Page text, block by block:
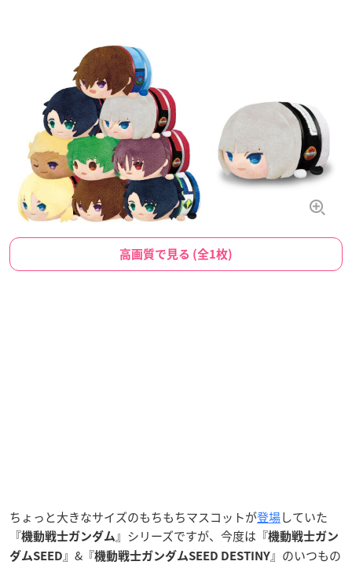
高画質で見る (全1枚)
ちょっと大きなサイズのもちもちマスコットが登場していた
『機動戦士ガンダム』シリーズですが、今度は『機動戦士ガン
ダムSEED』&『機動戦士ガンダムSEED DESTINY』のいつもの